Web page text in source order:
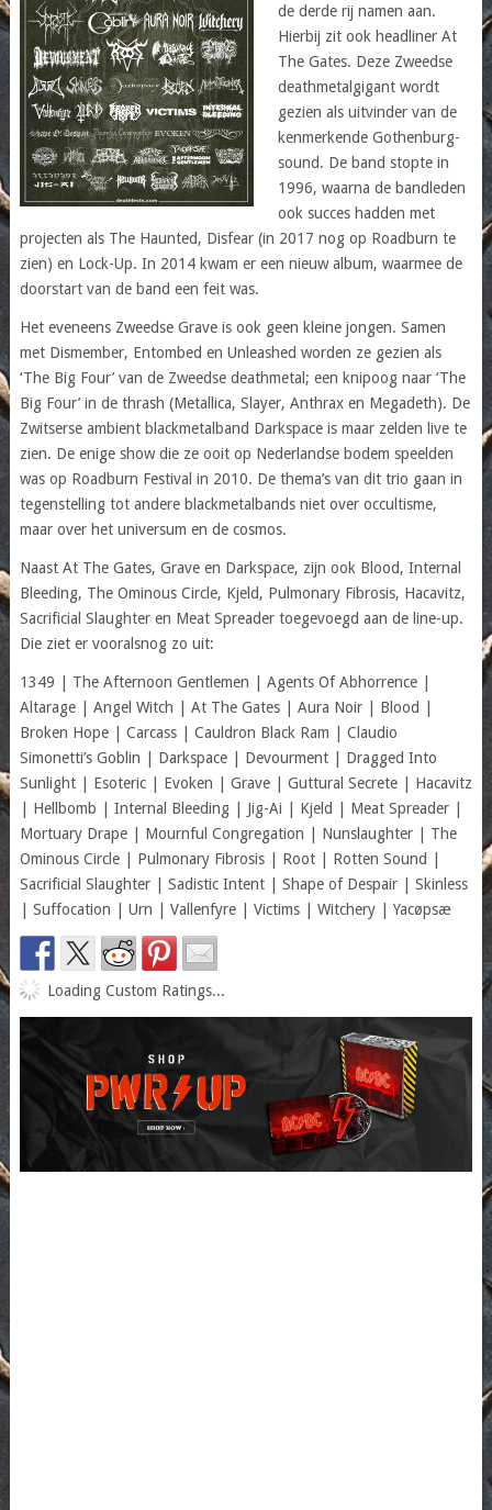
de derde rij namen aan.
Hierbij zit ook headliner At
The Gates. Deze Zweedse
deathmetalgigant wordt
gezien als uitvinder van de
kenmerkende Gothenburg-
sound. De band stopte in
1996, waarna de bandleden
ook succes hadden met
projecten als The Haunted, Disfear (in 2017 nog op Roadburn te
zien) en Lock-Up. In 2014 kwam er een nieuw album, waarmee de
doorstart van de band een feit was.
Het eveneens Zweedse Grave is ook geen kleine jongen. Samen
met Dismember, Entombed en Unleashed worden ze gezien als
‘The Big Four’ van de Zweedse deathmetal; een knipoog naar ‘The
Big Four’ in de thrash (Metallica, Slayer, Anthrax en Megadeth). De
Zwitserse ambient blackmetalband Darkspace is maar zelden live te
zien. De enige show die ze ooit op Nederlandse bodem speelden
was op Roadburn Festival in 2010. De thema’s van dit trio gaan in
tegenstelling tot andere blackmetalbands niet over occultisme,
maar over het universum en de cosmos.
Naast At The Gates, Grave en Darkspace, zijn ook Blood, Internal
Bleeding, The Ominous Circle, Kjeld, Pulmonary Fibrosis, Hacavitz,
Sacrificial Slaughter en Meat Spreader toegevoegd aan de line-up.
Die ziet er vooralsnog zo uit:
1349 | The Afternoon Gentlemen | Agents Of Abhorrence |
Altarage | Angel Witch | At The Gates | Aura Noir | Blood |
Broken Hope | Carcass | Cauldron Black Ram | Claudio
Simonetti’s Goblin | Darkspace | Devourment | Dragged Into
Sunlight | Esoteric | Evoken | Grave | Guttural Secrete | Hacavitz
| Hellbomb | Internal Bleeding | Jig-Ai | Kjeld | Meat Spreader |
Mortuary Drape | Mournful Congregation | Nunslaughter | The
Ominous Circle | Pulmonary Fibrosis | Root | Rotten Sound |
Sacrificial Slaughter | Sadistic Intent | Shape of Despair | Skinless
| Suffocation | Urn | Vallenfyre | Victims | Witchery | Yacøpsæ
Loading Custom Ratings...